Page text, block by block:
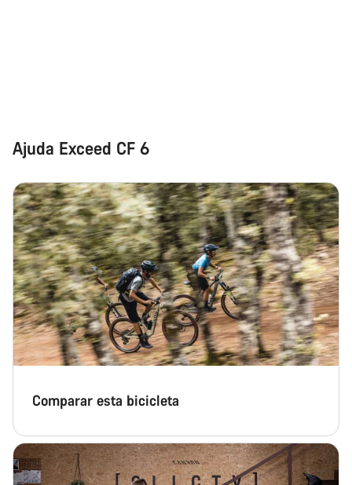
Ajuda Exceed CF 6
Comparar esta bicicleta